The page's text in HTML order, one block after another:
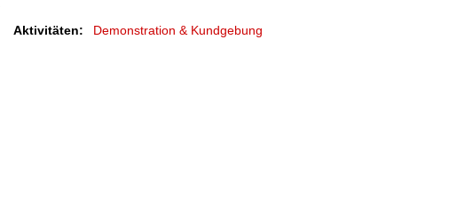
Aktivitäten:
Demonstration & Kundgebung